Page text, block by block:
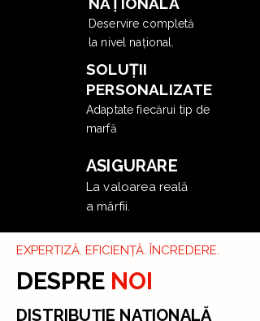
Deservire completă
la nivel național.
SOLUȚII
PERSONALIZATE
Adaptate fiecărui tip de
marfă
ASIGURARE
La valoarea reală
a mărfii.
EXPERTIZĂ. EFICIENȚĂ. ÎNCREDERE.
DESPRE NOI
DISTRIBUȚIE NAȚIONALĂ